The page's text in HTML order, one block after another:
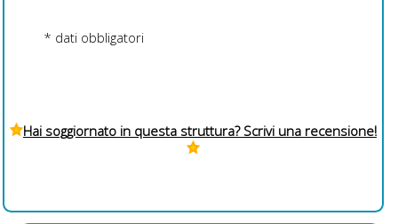
* dati obbligatori
Hai soggiornato in questa struttura? Scrivi una recensione!